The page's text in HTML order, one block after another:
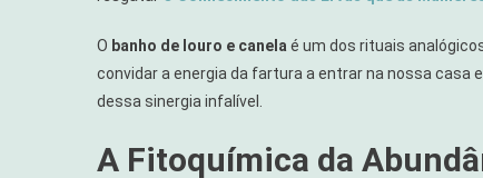
O banho de louro e canela é um dos rituais
convidar a energia da fartura a entrar na nossa casa
dessa sinergia infalível.
A Fitoquímica da